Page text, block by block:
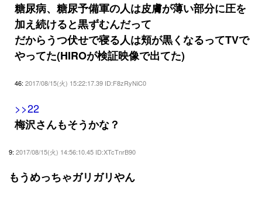
糖尿病、糖尿予備軍の人は皮膚が薄い部分に圧を
加え続けると黒ずむんだって
だからうつ伏せで寝る人は頬が黒くなるってTVで
やってた(HIROが検証映像で出てた)
46: 2017/08/15(火) 15:22:17.39 ID:F8zRyNiC0
>>22
梅沢さんもそうかな？
9: 2017/08/15(火) 14:56:10.45 ID:XTcTnrB90
もうめっちゃガリガリやん